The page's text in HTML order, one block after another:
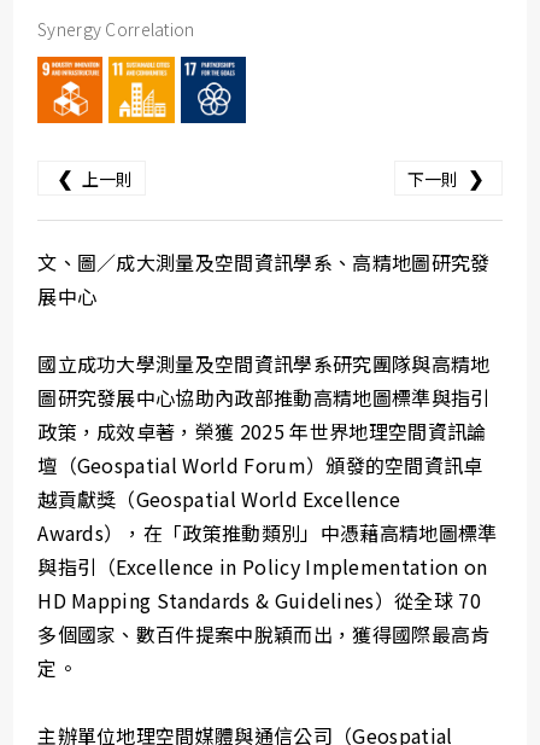
Synergy Correlation
❮ 上一則 下一則 ❯
文、圖／成大測量及空間資訊學系、高精地圖研究發
展中心
國立成功大學測量及空間資訊學系研究團隊與高精地
圖研究發展中心協助內政部推動高精地圖標準與指引
政策，成效卓著，榮獲 2025 年世界地理空間資訊論
壇（Geospatial World Forum）頒發的空間資訊卓
越貢獻獎（Geospatial World Excellence
Awards），在「政策推動類別」中憑藉高精地圖標準
與指引（Excellence in Policy Implementation on
HD Mapping Standards & Guidelines）從全球 70
多個國家、數百件提案中脫穎而出，獲得國際最高肯
定。
主辦單位地理空間媒體與通信公司（Geospatial